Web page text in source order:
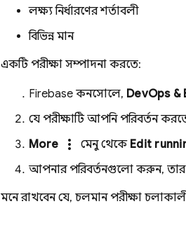
লক্ষ্য নির্ধারণের শর্তাবলী
বিভিন্ন মান
একটি পরীক্ষা সম্পাদনা করতে:
Firebase কনসোলে, DevOps &
যে পরীক্ষাটি আপনি পরিবর্তন
More
more_vert মেনু থেকে Edit
আপনার পরিবর্তনগুলো করুন,
মনে রাখবেন যে, চলমান পরীক্ষা